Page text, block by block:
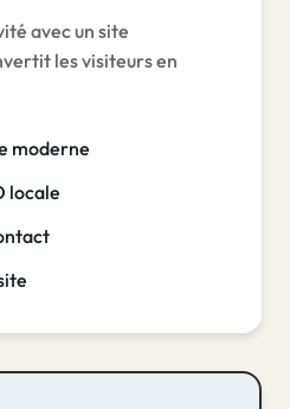
avec un site
les visiteurs en
moderne
locale